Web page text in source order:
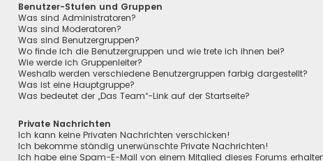
Benutzer-Stufen und Gruppen
Was sind Administratoren?
Was sind Moderatoren?
Was sind Benutzergruppen?
Wo finde ich die Benutzergruppen und wie trete ich ihnen bei?
Wie werde ich Gruppenleiter?
Weshalb werden verschiedene Benutzergruppen farbig dargestellt?
Was ist eine Hauptgruppe?
Was bedeutet der „Das Team“-Link auf der Startseite?
Private Nachrichten
Ich kann keine Privaten Nachrichten verschicken!
Ich bekomme ständig unerwünschte Private Nachrichten!
Ich habe eine Spam-E-Mail von einem Mitglied dieses Forums